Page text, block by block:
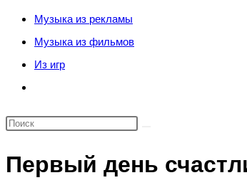
сайту
Музыка из рекламы
Музыка из фильмов
Из игр
по
сайту
Первый день